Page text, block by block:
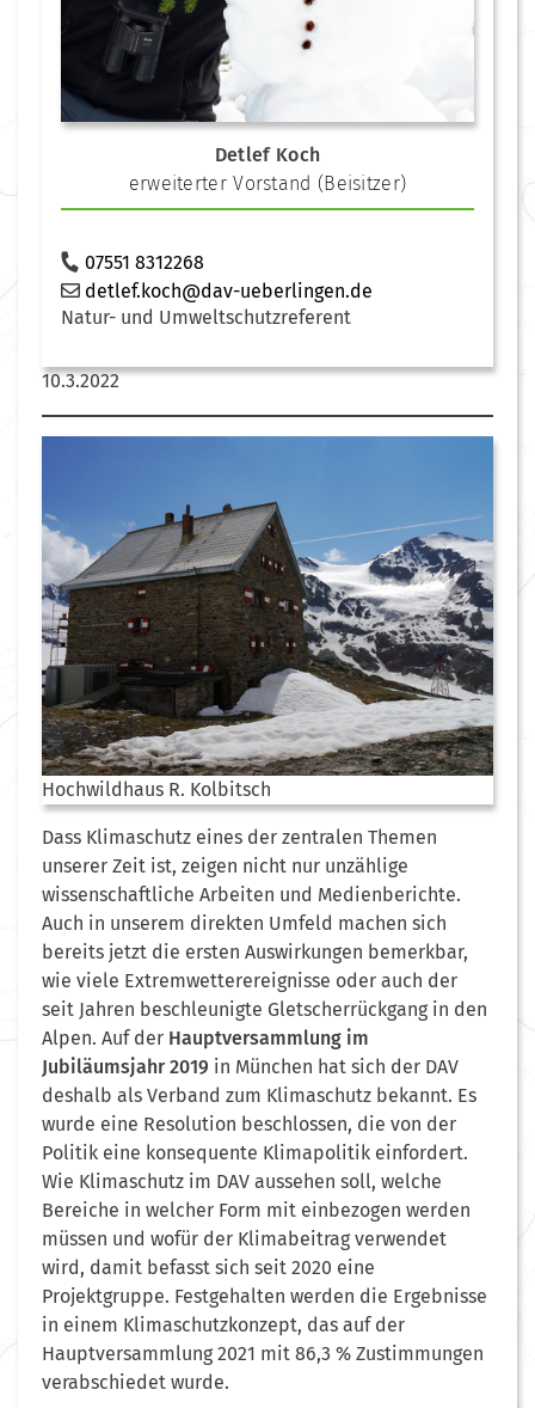
Detlef Koch
erweiterter Vorstand (Beisitzer)
07551 8312268
detlef.koch@dav-ueberlingen.de
Natur- und Umweltschutzreferent
10.3.2022
Hochwildhaus R. Kolbitsch
Dass Klimaschutz eines der zentralen Themen
unserer Zeit ist, zeigen nicht nur unzählige
wissenschaftliche Arbeiten und Medienberichte.
Auch in unserem direkten Umfeld machen sich
bereits jetzt die ersten Auswirkungen bemerkbar,
wie viele Extremwetterereignisse oder auch der
seit Jahren beschleunigte Gletscherrückgang in den
Alpen. Auf der Hauptversammlung im
Jubiläumsjahr 2019 in München hat sich der DAV
deshalb als Verband zum Klimaschutz bekannt. Es
wurde eine Resolution beschlossen, die von der
Politik eine konsequente Klimapolitik einfordert.
Wie Klimaschutz im DAV aussehen soll, welche
Bereiche in welcher Form mit einbezogen werden
müssen und wofür der Klimabeitrag verwendet
wird, damit befasst sich seit 2020 eine
Projektgruppe. Festgehalten werden die Ergebnisse
in einem Klimaschutzkonzept, das auf der
Hauptversammlung 2021 mit 86,3 % Zustimmungen
verabschiedet wurde.